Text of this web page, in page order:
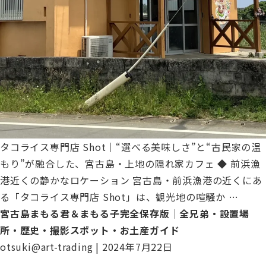
タコライス専門店 Shot｜“選べる美味しさ”と“古民家の温
もり”が融合した、宮古島・上地の隠れ家カフェ ◆ 前浜漁
港近くの静かなロケーション 宮古島・前浜漁港の近くにあ
る「タコライス専門店 Shot」は、観光地の喧騒か …
コ
宮古島まもる君＆まもる子完全保存版｜全兄弟・設置場
所・歴史・撮影スポット・お土産ガイド
otsuki@art-trading | 2024年7月22日